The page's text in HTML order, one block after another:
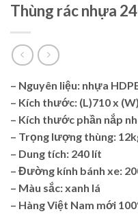
Thùng rác nhựa
– Nguyên liệu: nhựa
– Kích thước: (L)710 x
– Kích thước phần nắp
– Trọng lượng thùng:
– Dung tích: 240 lít
– Đường kính bánh xe:
– Màu sắc: xanh lá
– Hàng Việt Nam mới